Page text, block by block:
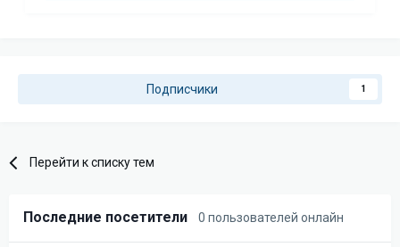
Подписчики 1
Перейти к списку тем
Последние посетители 0 пользователей онлайн